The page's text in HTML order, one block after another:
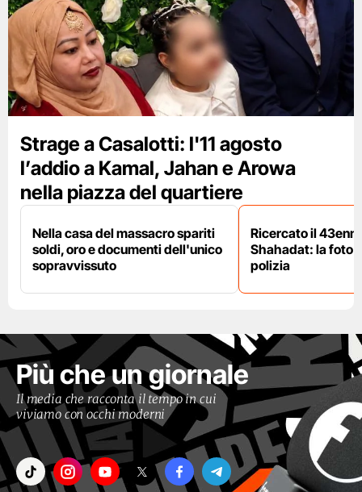
Strage a Casalotti: l'11 agosto
l’addio a Kamal, Jahan e Arowa
nella piazza del quartiere
Nella casa del massacro spariti
soldi, oro e documenti dell'unico
sopravvissuto
Ricercato il
Shahadat: la foto
polizia
Più che un giornale
Il media che racconta il tempo in cui
viviamo con occhi moderni